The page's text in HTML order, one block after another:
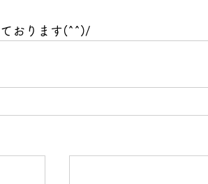
おります(^^)/